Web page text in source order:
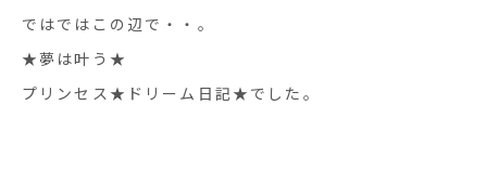
ではではこの辺で・・。
★夢は叶う★
プリンセス★ドリーム日記★でした。